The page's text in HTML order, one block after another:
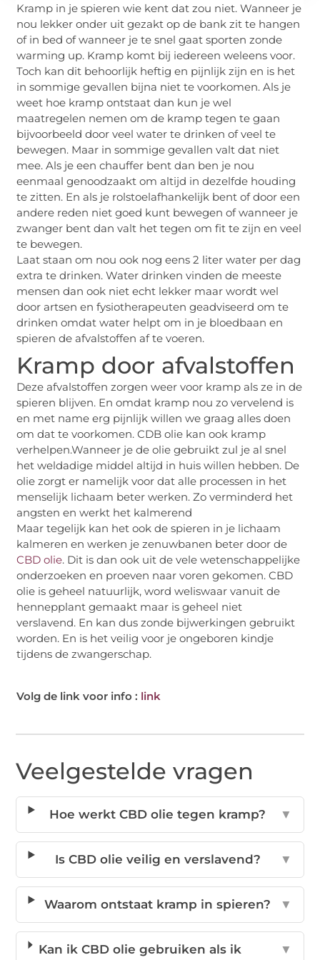
Kramp in je spieren wie kent dat zou niet. Wanneer je
nou lekker onder uit gezakt op de bank zit te hangen
of in bed of wanneer je te snel gaat sporten zonde
warming up. Kramp komt bij iedereen weleens voor.
Toch kan dit behoorlijk heftig en pijnlijk zijn en is het
in sommige gevallen bijna niet te voorkomen. Als je
weet hoe kramp ontstaat dan kun je wel
maatregelen nemen om de kramp tegen te gaan
bijvoorbeeld door veel water te drinken of veel te
bewegen. Maar in sommige gevallen valt dat niet
mee. Als je een chauffer bent dan ben je nou
eenmaal genoodzaakt om altijd in dezelfde houding
te zitten. En als je rolstoelafhankelijk bent of door een
andere reden niet goed kunt bewegen of wanneer je
zwanger bent dan valt het tegen om fit te zijn en veel
te bewegen.
Laat staan om nou ook nog eens 2 liter water per dag
extra te drinken. Water drinken vinden de meeste
mensen dan ook niet echt lekker maar wordt wel
door artsen en fysiotherapeuten geadviseerd om te
drinken omdat water helpt om in je bloedbaan en
spieren de afvalstoffen af te voeren.
Kramp door afvalstoffen
Deze afvalstoffen zorgen weer voor kramp als ze in de
spieren blijven. En omdat kramp nou zo vervelend is
en met name erg pijnlijk willen we graag alles doen
om dat te voorkomen. CDB olie kan ook kramp
verhelpen.Wanneer je de olie gebruikt zul je al snel
het weldadige middel altijd in huis willen hebben. De
olie zorgt er namelijk voor dat alle processen in het
menselijk lichaam beter werken. Zo verminderd het
angsten en werkt het kalmerend
Maar tegelijk kan het ook de spieren in je lichaam
kalmeren en werken je zenuwbanen beter door de
CBD olie. Dit is dan ook uit de vele wetenschappelijke
onderzoeken en proeven naar voren gekomen. CBD
olie is geheel natuurlijk, word weliswaar vanuit de
hennepplant gemaakt maar is geheel niet
verslavend. En kan dus zonde bijwerkingen gebruikt
worden. En is het veilig voor je ongeboren kindje
tijdens de zwangerschap.
Volg de link voor info : link
Veelgestelde vragen
Hoe werkt CBD olie tegen kramp? ▼
Is CBD olie veilig en verslavend? ▼
Waarom ontstaat kramp in spieren? ▼
Kan ik CBD olie gebruiken als ik ▼